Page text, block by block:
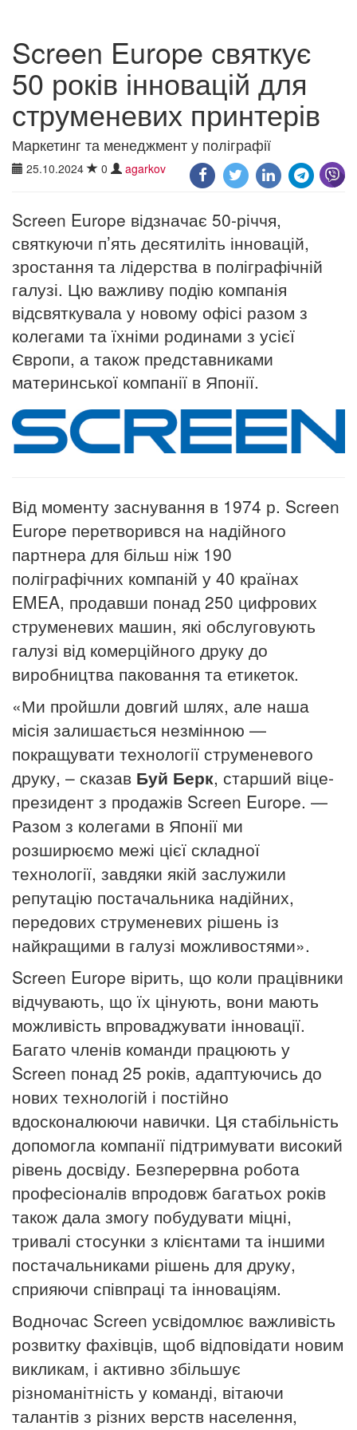
Screen Europe святкує
50 років інновацій для
струменевих принтерів
Маркетинг та менеджмент у поліграфії
25.10.2024 0 agarkov
Screen Europe відзначає 50-річчя,
святкуючи п’ять десятиліть інновацій,
зростання та лідерства в поліграфічній
галузі. Цю важливу подію компанія
відсвяткувала у новому офісі разом з
колегами та їхніми родинами з усієї
Європи, а також представниками
материнської компанії в Японії.
Від моменту заснування в 1974 р. Screen
Europe перетворився на надійного
партнера для більш ніж 190
поліграфічних компаній у 40 країнах
EMEA, продавши понад 250 цифрових
струменевих машин, які обслуговують
галузі від комерційного друку до
виробництва паковання та етикеток.
«Ми пройшли довгий шлях, але наша
місія залишається незмінною —
покращувати технології струменевого
друку, – сказав Буй Берк, старший віце-
президент з продажів Screen Europe. —
Разом з колегами в Японії ми
розширюємо межі цієї складної
технології, завдяки якій заслужили
репутацію постачальника надійних,
передових струменевих рішень із
найкращими в галузі можливостями».
Screen Europe вірить, що коли працівники
відчувають, що їх цінують, вони мають
можливість впроваджувати інновації.
Багато членів команди працюють у
Screen понад 25 років, адаптуючись до
нових технологій і постійно
вдосконалюючи навички. Ця стабільність
допомогла компанії підтримувати високий
рівень досвіду. Безперервна робота
професіоналів впродовж багатьох років
також дала змогу побудувати міцні,
тривалі стосунки з клієнтами та іншими
постачальниками рішень для друку,
сприяючи співпраці та інноваціям.
Водночас Screen усвідомлює важливість
розвитку фахівців, щоб відповідати новим
викликам, і активно збільшує
різноманітність у команді, вітаючи
талантів з різних верств населення,